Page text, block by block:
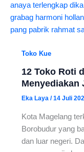
Toko Kue
12 Toko Roti
Menyediakan
Eka Laya /14 Juli
Kota Magelang
Borobudur yang
dan luar negeri.